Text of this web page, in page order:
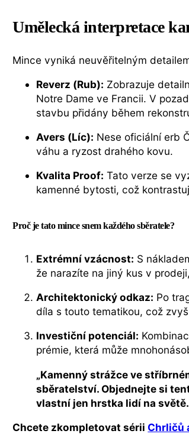
Umělecká interpretace
Mince vyniká neuvěřitelným
Reverz (Rub): Zobrazuje
Notre Dame ve Francii. V
stavbu přidány během
Avers (Líc): Nese oficiální erb
váhu a ryzost drahého kovu.
Kvalita Proof: Tato verze se
kamenné bytosti, což
Proč je tato mince snem každého sběratele?
Extrémní vzácnost: S
že narazíte na jiný kus v
Architektonický odkaz: Po
díla s touto tematikou, což
Investiční potenciál:
prémie, která může
„Kamenný strážce ve
sběratelství. Objednejte si
vlastní jen hrstka lidí na světě.
Chcete zkompletovat sérii Chrličů